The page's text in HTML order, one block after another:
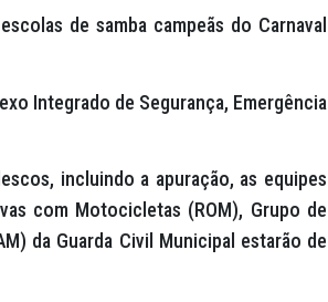
de samba campeãs do Carnaval
Integrado de Segurança, Emergência
incluindo a apuração, as equipes
com Motocicletas (ROM), Grupo de
da Guarda Civil Municipal estarão de